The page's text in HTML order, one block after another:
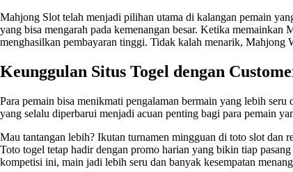
Mahjong Slot telah menjadi pilihan utama di kalangan pemain
yang bisa mengarah pada kemenangan besar. Ketika
menghasilkan pembayaran tinggi. Tidak kalah menarik, Mahjong
Keunggulan Situs Togel dengan
Para pemain bisa menikmati pengalaman bermain yang lebih
yang selalu diperbarui menjadi acuan penting bagi para pemain
Mau tantangan lebih? Ikutan turnamen mingguan di toto slot dan
Toto togel tetap hadir dengan promo harian yang bikin tiap
kompetisi ini, main jadi lebih seru dan banyak kesempatan